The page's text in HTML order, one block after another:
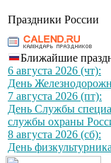
Праздники России
Ближайшие
6 августа 2026 (чт):
День
7 августа 2026 (пт):
День Службы
службы охраны
8 августа 2026 (сб):
День